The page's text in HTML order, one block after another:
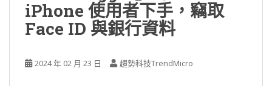
iPhone 使用者下手，竊取
Face ID 與銀行資料
2024 年 02 月 23 日 趨勢科技TrendMicro